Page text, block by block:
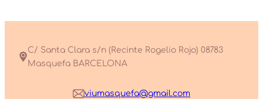
C/ Santa Clara s/n (Recinte Rogelio Rojo) 08783
Masquefa BARCELONA
viumasquefa@gmail.com